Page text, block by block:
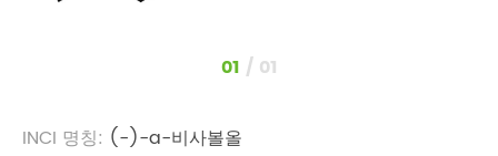
1 / 1
INCI 명칭: (-)-a-비사볼올